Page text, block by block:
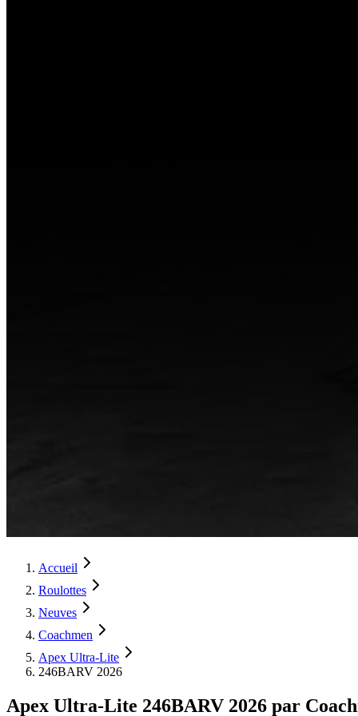
Accueil
Roulottes
Neuves
Coachmen
Apex Ultra-Lite
246BARV 2026
Apex Ultra-Lite 246BARV 2026 par